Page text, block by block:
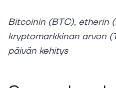
Bitcoinin (BTC), etherin
kryptomarkkinan arvon
päivän kehitys